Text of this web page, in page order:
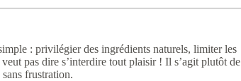
: privilégier des ingrédients naturels, limiter les
pas dire s’interdire tout plaisir ! Il s’agit plutôt de
frustration.